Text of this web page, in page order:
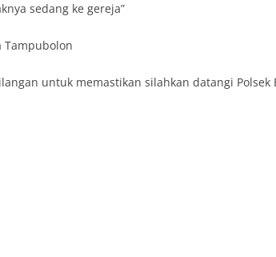
sedang ke gereja”
Tampubolon
untuk memastikan silahkan datangi Polsek